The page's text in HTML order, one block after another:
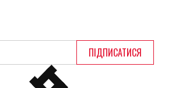
ПІДПИСАТИСЯ